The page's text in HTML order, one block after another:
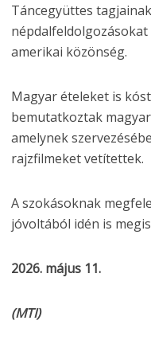
Táncegyüttes
amerikai közönség.
Magyar ételeket is
bemutatkoztak
amelynek
rajzfilmeket vetítettek.
A szokásoknak
jóvoltából idén is
2026. május 11.
(MTI)